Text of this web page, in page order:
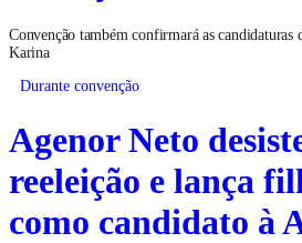
Convenção também confirmará as
Karina
Durante convenção
Agenor Neto
reeleição e lança
como candidato à